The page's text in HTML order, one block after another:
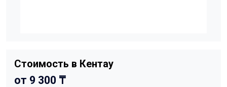
Стоимость в Кентау
от 9 300 ₸